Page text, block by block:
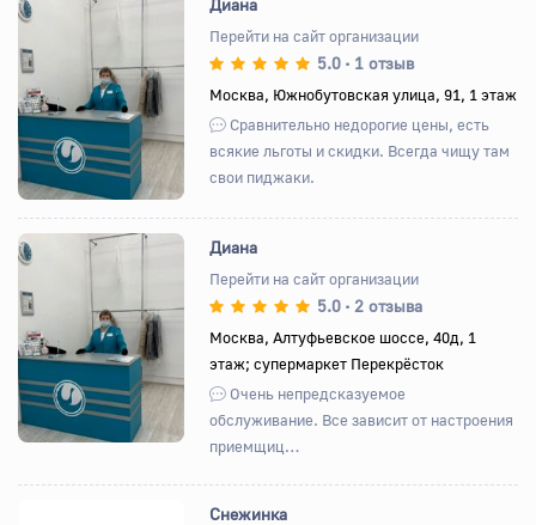
Назад Вперед
Перейти на сайт организации
5.0 • 1 отзыв
Москва, Южнобутовская улица, 91, 1 этаж
Сравнительно недорогие цены, есть
всякие льготы и скидки. Всегда чищу там
свои пиджаки.
Назад Вперед
Диана
Перейти на сайт организации
5.0 • 2 отзыва
Москва, Алтуфьевское шоссе, 40д, 1
этаж; супермаркет Перекрёсток
Очень непредсказуемое
обслуживание. Все зависит от настроения
приемщиц…
Снежинка